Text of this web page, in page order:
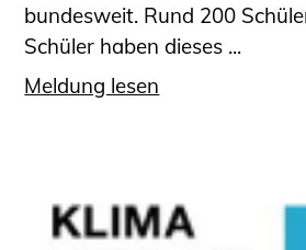
bundesweit. Rund 200
Schüler haben dieses ...
Meldung lesen